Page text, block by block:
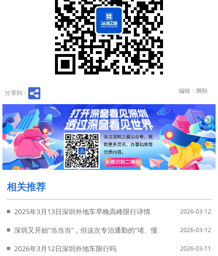
分享到： 编辑：啊秋
相关推荐
2025年3月13日深圳外地车早晚高峰限行详情 2026-03-12
深圳又开始“当当当”，但这次专治通勤的“堵、慢、远”！2026-03-12
2026年3月12日深圳外地车限行吗 2026-03-11